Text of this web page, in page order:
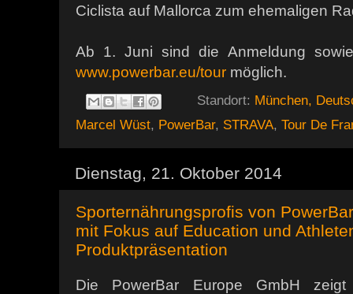
Ciclista auf Mallorca zum ehemaligen
Ab 1. Juni sind die Anmeldung
www.powerbar.eu/tour möglich.
Standort: München,
Marcel Wüst, PowerBar, STRAVA, Tour De
Dienstag, 21. Oktober 2014
Sporternährungsprofis von
mit Fokus auf Education und
Produktpräsentation
Die PowerBar Europe GmbH